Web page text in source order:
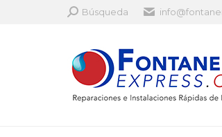
Search:
Búsqueda